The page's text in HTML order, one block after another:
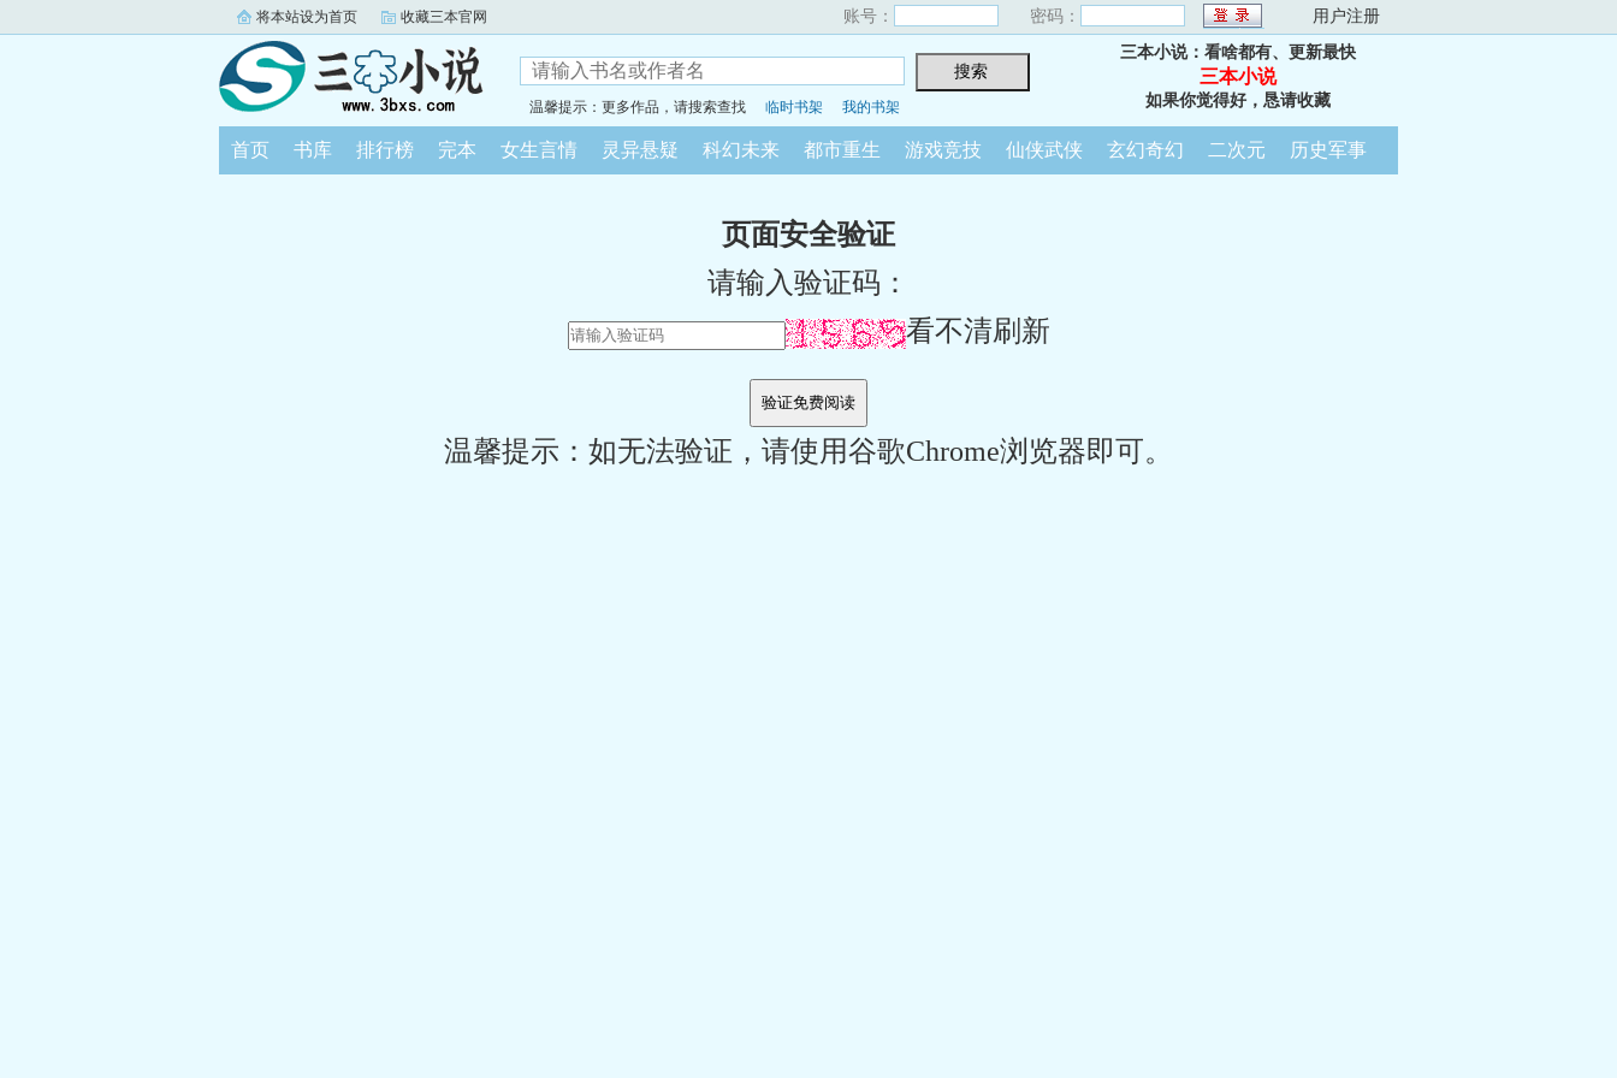
将本站设为首页 收藏三本官网 账号： 密码： 用户注册
温馨提示：更多作品，请搜索查找 临时书架 我的书架
三本小说：看啥都有、更新最快
三本小说
如果你觉得好，恳请收藏
首页 书库 排行榜 完本 女生言情 灵异悬疑 科幻未来 都市重生 游戏竞技 仙侠武侠 玄幻奇幻 二次元 历史军事
页面安全验证
请输入验证码：
看不清刷新
温馨提示：如无法验证，请使用谷歌Chrome浏览器即可。